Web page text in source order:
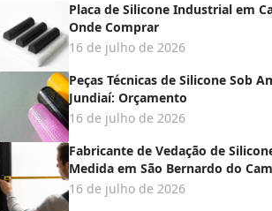
Placa de Silicone Industrial em
Onde Comprar
16 de julho de 2026
Peças Técnicas de Silicone Sob
Jundiaí: Orçamento
16 de julho de 2026
Fabricante de Vedação de
Medida em São Bernardo do
16 de julho de 2026